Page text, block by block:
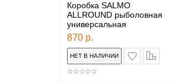
Коробка SALMO
ALLROUND рыболовная
универсальная
870 р.
в закладки